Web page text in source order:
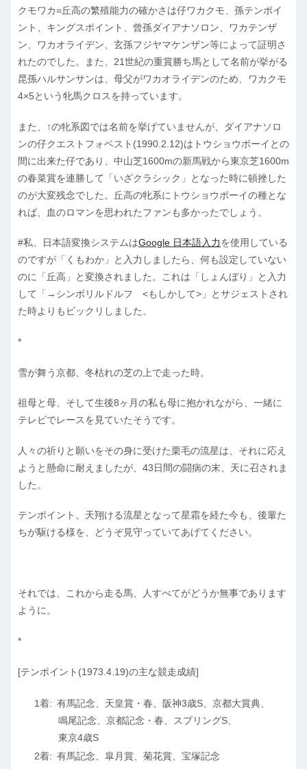
クモワカ=丘高の繁殖能力の確かさは仔ワカクモ、孫テンポイ
ント、キングスポイント、曾孫ダイアナソロン、ワカテンザ
ン、ワカオライデン、玄孫フジヤマケンザン等によって証明さ
れたのでした。また、21世紀の重賞勝ち馬として名前が挙がる
昆孫ハルサンサンは、母父がワカオライデンのため、ワカクモ
4×5という牝馬クロスを持っています。
また、↑の牝系図では名前を挙げていませんが、ダイアナソロ
ンの仔クエストフォベスト(1990.2.12)はトウショウボーイとの
間に出来た仔であり、中山芝1600mの新馬戦から東京芝1600m
の春菜賞を連勝して「いざクラシック」となった時に頓挫した
のが大変残念でした。丘高の牝系にトウショウボーイの種とな
れば、血のロマンを思われたファンも多かったでしょう。
#私、日本語変換システムはGoogle 日本語入力を使用している
のですが「くもわか」と入力しましたら、何も設定していない
のに「丘高」と変換されました。これは「しょんぼり」と入力
して「→シンボリルドルフ <もしかして>」とサジェストされ
た時よりもビックリしました。
*
雪が舞う京都、冬枯れの芝の上で走った時。
祖母と母、そして生後8ヶ月の私も母に抱かれながら、一緒に
テレビでレースを見ていたそうです。
人々の祈りと願いをその身に受けた栗毛の流星は、それに応え
ようと懸命に耐えましたが、43日間の闘病の末、天に召されま
した。
テンポイント。天翔ける流星となって星霜を経た今も、後輩た
ちが駆ける様を、どうぞ見守っていてあげてください。
それでは、これから走る馬、人すべてがどうか無事であります
ように。
*
[テンポイント(1973.4.19)の主な競走成績]
有馬記念、天皇賞・春、阪神3歳S、京都大賞典、
鳴尾記念、京都記念・春、スプリングS、
東京4歳S
有馬記念、皐月賞、菊花賞、宝塚記念